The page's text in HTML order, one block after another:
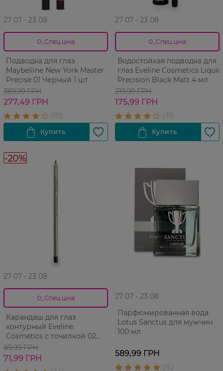
27 07 - 23 08
0_Спец.ціна
Подводка для глаз
Maybelline New York Master
Precise 01 Черный 1 шт
369,99 ГРН
277,49 ГРН
27 07 - 23 08
0_Спец.ціна
Водостойкая подводка для
глаз Eveline Cosmetics Liquid
Precision Black Matt 4 мл
219,99 ГРН
175,99 ГРН
-20%
27 07 - 23 08
0_Спец.ціна
Карандаш для глаз
контурный Eveline
Cosmetics с точилкой 02
Black 2 г
89,99 ГРН
71,99 ГРН
27 07 - 23 08
Парфюмированная вода
Lotus Sanctus для мужчин
100 мл
589,99 ГРН